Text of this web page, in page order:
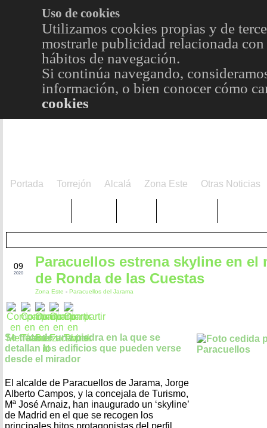
Uso de cookies
Utilizamos cookies propias y de
mostrarle publicidad relacionada
hábitos de navegación.
Si continúa navegando,
información, o bien conocer cómo
cookies
Portada Torrejón Alcalá Zona Este Otras Noticias
09
2020
Paracuellos estrena skyline en el
de Ronda de las Cuestas
Zona Este - Paracuellos del Jarama
Se trata de una piedra en la que se
detallan los edificios que pueden verse
desde el mirador
El alcalde de Paracuellos de Jarama, Jorge
Alberto Campos, y la concejala de Turismo,
Mª José Arnaiz, han inaugurado un ‘skyline’
de Madrid en el que se recogen los
principales hitos protagonistas del perfil